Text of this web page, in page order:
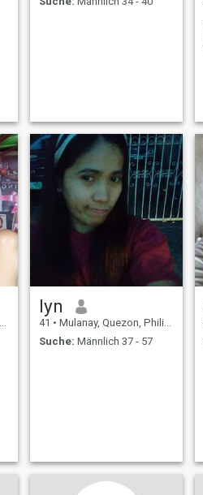
lyn
41 • Mulanay, Quezon, Philippinen
Suche: Männlich 37 - 57